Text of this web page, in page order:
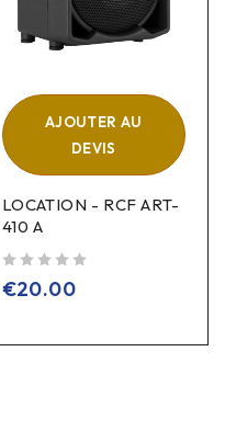
AJOUTER AU
DEVIS
LOCATION - RCF ART-
410 A
€20.00